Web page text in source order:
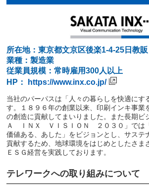
所在地：東京都文京区後楽1-4-25日教
業種：製造業
従業員規模：常時雇用300人以上
HP：
https://www.inx.co.jp/
当社のパーパスは「人々の暮らしを快適にす
す。１８９６年の創業以来、印刷インキ事業
の創造に貢献してまいりました。また長期ビ
Ａ ＩＮＸ ＶＩＳＩＯＮ ２０３０」では「
価値ある、あした」をビジョンとし、サステ
貢献するため、地球環境をはじめとしたさま
ＥＳＧ経営を実践しております。
テレワークへの取り組みについて